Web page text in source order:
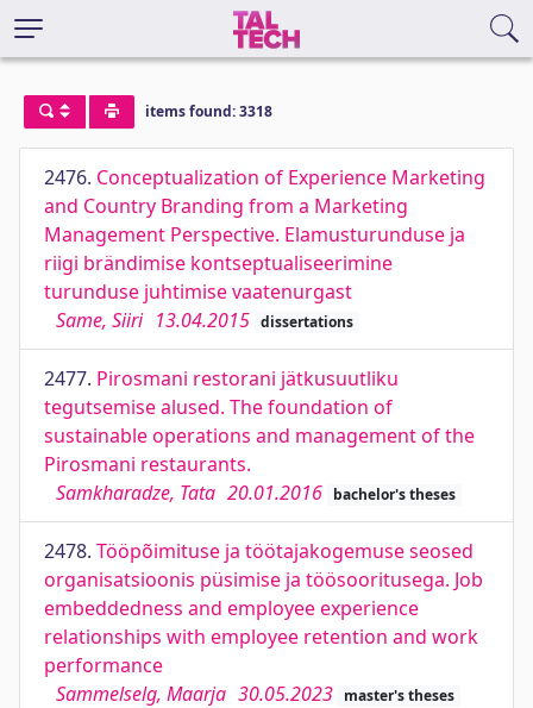
items found: 3318
2476. Conceptualization of Experience Marketing
and Country Branding from a Marketing
Management Perspective. Elamusturunduse ja
riigi brändimise kontseptualiseerimine
turunduse juhtimise vaatenurgast
Same, Siiri 13.04.2015 dissertations
2477. Pirosmani restorani jätkusuutliku
tegutsemise alused. The foundation of
sustainable operations and management of the
Pirosmani restaurants.
Samkharadze, Tata 20.01.2016 bachelor's theses
2478. Tööpõimituse ja töötajakogemuse seosed
organisatsioonis püsimise ja töösooritusega. Job
embeddedness and employee experience
relationships with employee retention and work
performance
Sammelselg, Maarja 30.05.2023 master's theses